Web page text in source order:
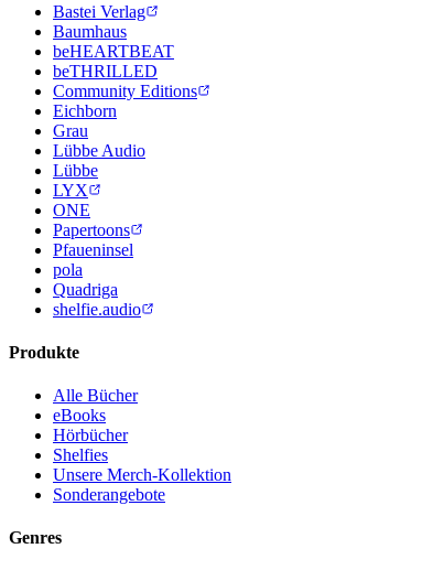
Bastei Verlag
Baumhaus
beHEARTBEAT
beTHRILLED
Community Editions
Eichborn
Grau
Lübbe Audio
Lübbe
LYX
ONE
Papertoons
Pfaueninsel
pola
Quadriga
shelfie.audio
Produkte
Alle Bücher
eBooks
Hörbücher
Shelfies
Unsere Merch-Kollektion
Sonderangebote
Genres